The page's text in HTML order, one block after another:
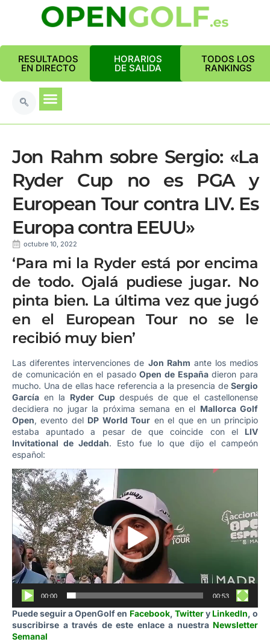
RESULTADOS
EN DIRECTO
HORARIOS
DE SALIDA
TODOS LOS
RANKINGS
Jon Rahm sobre Sergio: «La
Ryder Cup no es PGA y
European Tour contra LIV. Es
Europa contra EEUU»
octubre 10, 2022
‘Para mi la Ryder está por encima
de todo. Ojalá pudiese jugar. No
pinta bien. La última vez que jugó
en el European Tour no se le
recibió muy bien’
Las diferentes intervenciones de Jon Rahm ante los medios
de comunicación en el pasadoOpen de Españadieron para
mucho. Una de ellas hace referencia a la presencia de Sergio
García en la Ryder Cupdespués de que el castellonense
decidiera no jugar la próxima semana en el Mallorca Golf
Open, evento del DP World Tour en el que en un principio
estaba apuntado a pesar de que coincide con el LIV
Invitational de Jeddah. Esto fue lo que dijo el campeón
español:
Reproductor
de
vídeo
00:00 00:53
Puede seguir a OpenGolf en Facebook, Twittery LinkedIn, o
suscribirse a través de este enlace a nuestra Newsletter
Semanal